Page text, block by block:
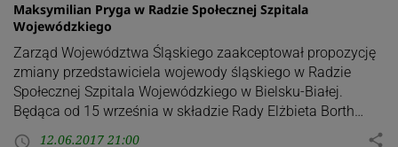
Maksymilian Pryga w Radzie Społecznej Szpitala
Wojewódzkiego
Zarząd Województwa Śląskiego zaakceptował propozycję
zmiany przedstawiciela wojewody śląskiego w Radzie
Społecznej Szpitala Wojewódzkiego w Bielsku-Białej.
Będąca od 15 września w składzie Rady Elżbieta Borth…
access_time 12.06.2017 21:00 share